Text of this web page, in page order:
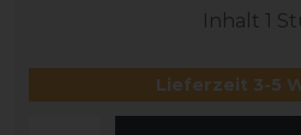
Inhalt 1
Lieferzeit 3-5